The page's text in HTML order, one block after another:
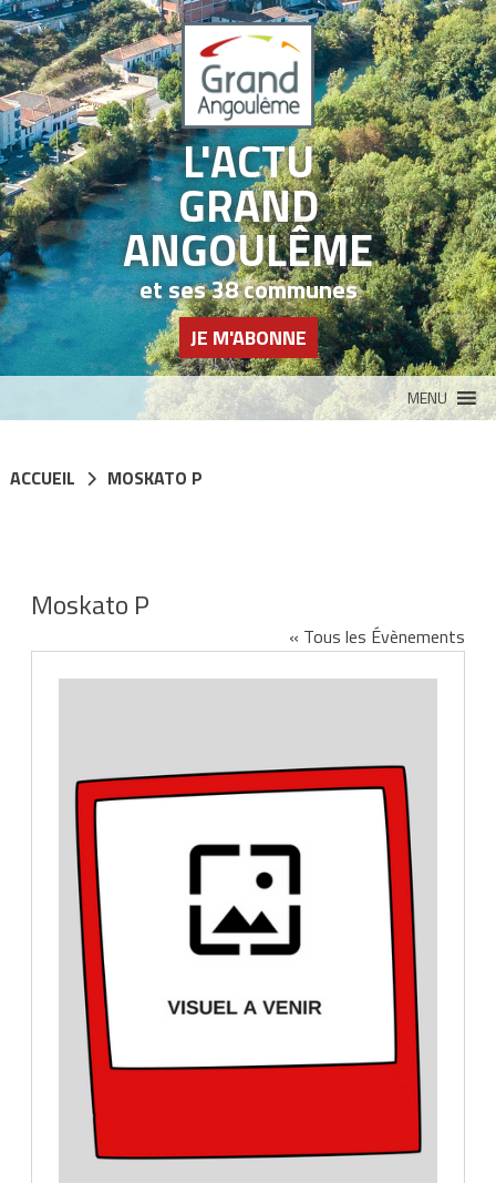
L'ACTU
GRAND
ANGOULÊME
et ses 38 communes
JE M'ABONNE
MENU
ACCUEIL MOSKATO P
Moskato P
« Tous les Évènements
Panneau de gestion des cookies